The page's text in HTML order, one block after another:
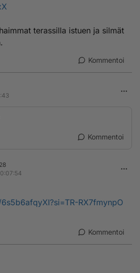
terassilla istuen ja silmät
Kommentoi
Kommentoi
RX7fmynpO
Kommentoi